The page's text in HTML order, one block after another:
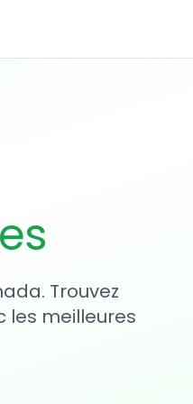
Trouvez
les meilleures